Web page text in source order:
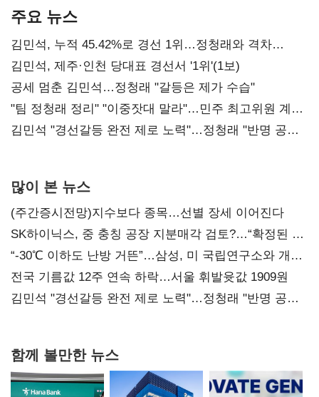
주요 뉴스
김민석, 누적 45.42%로 경선 1위…정청래와 격차
0.86%p(2보)
김민석, 제주·인천 당대표 경선서 '1위'(1보)
공세 멈춘 김민석…정청래 "갈등은 제가 수습"
"팀 정청래 정리" "이중잣대 말라"…민주 최고위원 계파
다툼 격화
김민석 "경선갈등 완전 제로 노력"…정청래 "반명 공세
많이 본 뉴스
(주간증시전망)지수보다 종목…선별 장세 이어진다
SK하이닉스, 중 충칭 공장 지분매각 검토?…“확정된 바
없어”
“-30℃ 이하도 난방 거뜬”…삼성, 미 국립연구소와 개발
협력
전국 기름값 12주 연속 하락…서울 휘발윳값 1909원
김민석 "경선갈등 완전 제로 노력"…정청래 "반명 공세
함께 볼만한 뉴스